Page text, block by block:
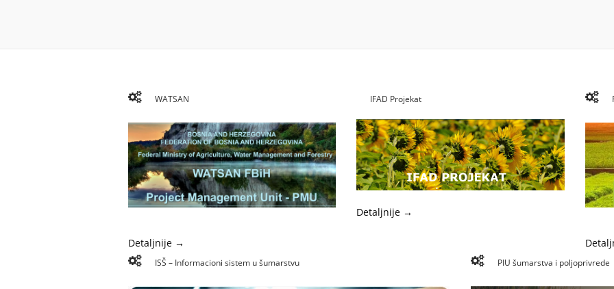
WATSAN
Detaljnije →
IFAD Projekat
Detaljnije →
ISŠ – Informacioni sistem u šumarstvu PIU šumarstva i poljoprivrede